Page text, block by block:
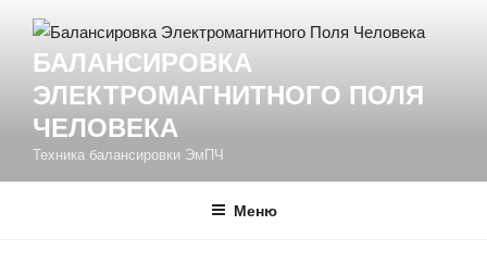
содержимому
БАЛАНСИРОВКА
ЭЛЕКТРОМАГНИТНОГО ПОЛЯ
ЧЕЛОВЕКА
Техника балансировки ЭмПЧ
Меню